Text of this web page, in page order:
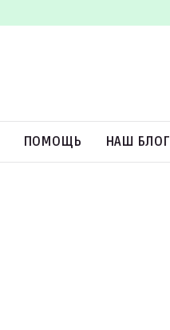
ПОМОЩЬ НАШ БЛОГ